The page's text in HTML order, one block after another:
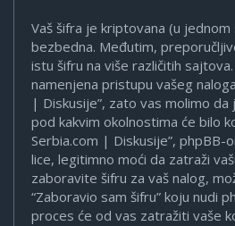
Vaš šifra je kriptovana (u
bezbedna. Međutim,
istu šifru na više različitih
namenjena pristupu vašeg
| Diskusije”, zato vas molimo da
pod kakvim okolnostima će bilo
Serbia.com | Diskusije”, phpBB-
lice, legitimno moći da zatraži
zaboravite šifru za vaš nalog,
“Zaboravio sam šifru” koju nudi
proces će od vas zatražiti vaše